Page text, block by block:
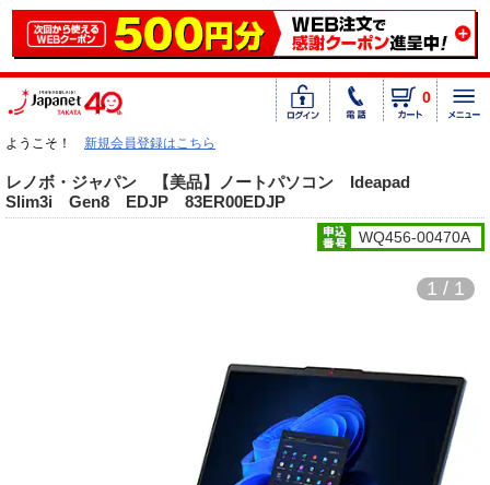
0
ようこそ！ 新規会員登録はこちら
レノボ・ジャパン 【美品】ノートパソコン Ideapad
Slim3i Gen8 EDJP 83ER00EDJP
WQ456-00470A
1 / 1